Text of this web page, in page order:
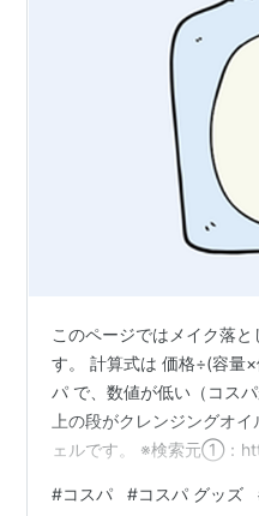
このページではメイク落
す。 計算式は 価格÷(容量
パ で、数値が低い（コス
上の段がクレンジングオ
ェルです。 ※検索元①：
#コスパ #コスパ グッズ